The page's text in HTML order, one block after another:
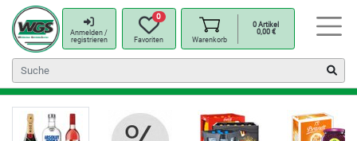
Anmelden /
registrieren
0
Favoriten Warenkorb
0Artikel
0,00 €